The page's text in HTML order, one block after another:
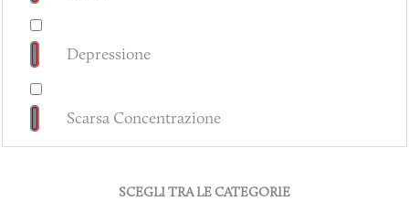
Depressione
Scarsa Concentrazione
SCEGLI TRA LE CATEGORIE